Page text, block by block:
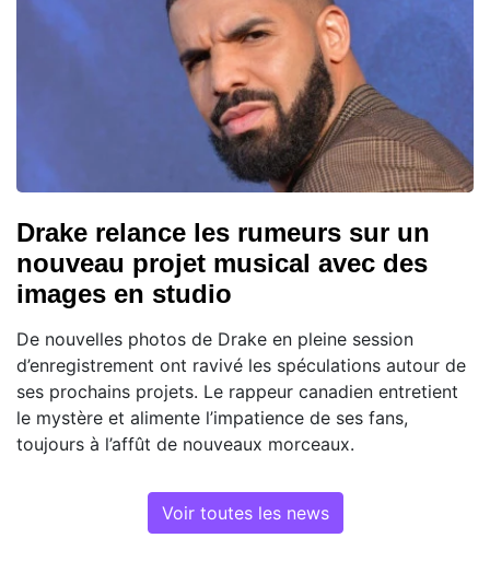
Drake relance les rumeurs sur un
nouveau projet musical avec des
images en studio
De nouvelles photos de Drake en pleine session
d’enregistrement ont ravivé les spéculations autour de
ses prochains projets. Le rappeur canadien entretient
le mystère et alimente l’impatience de ses fans,
toujours à l’affût de nouveaux morceaux.
Voir toutes les news